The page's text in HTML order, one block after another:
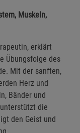
Muskeln,
erklärt
Übungsfolge des
Mit der sanften,
Herz und
Bänder und
die
den Geist und